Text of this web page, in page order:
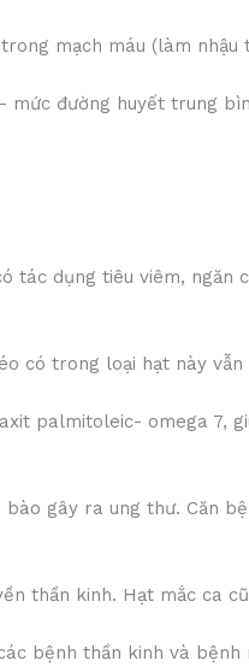
mạch máu (làm nhậu
mức đường huyết trung
tác dụng tiêu viêm, ngăn
có trong loại hạt này vẫn
palmitoleic- omega 7,
gây ra ung thư. Căn
thần kinh. Hạt mắc ca
bệnh thần kinh và bệnh